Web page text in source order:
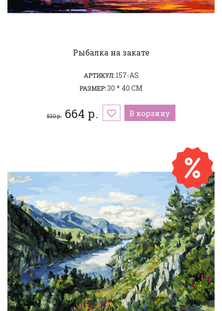
Рыбалка на закате
АРТИКУЛ:157-AS
РАЗМЕР:30 * 40 СМ
830 р.664 р. В корзину